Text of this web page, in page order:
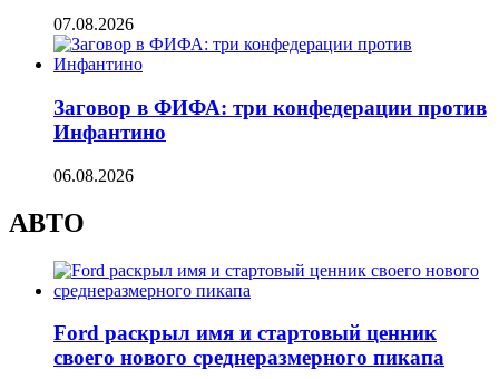
07.08.2026
Заговор в ФИФА: три конфедерации против
Инфантино
06.08.2026
АВТО
Ford раскрыл имя и стартовый ценник
своего нового среднеразмерного пикапа